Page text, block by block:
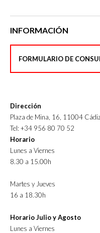
INFORMACIÓN
FORMULARIO DE
Dirección
Plaza de Mina, 16, 11004
Tel: +34 956 80 70 52
Horario
Lunes a Viernes
8.30 a 15.00h
Martes y Jueves
16 a 18.30h
Horario Julio y Agosto
Lunes a Viernes